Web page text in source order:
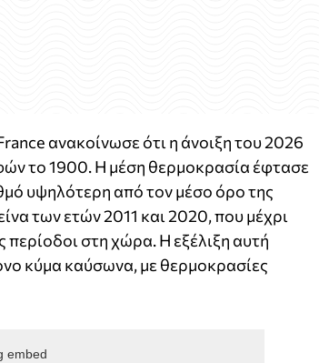
ανακοίνωσε ότι η άνοιξη του 2026
το 1900. Η μέση θερμοκρασία έφτασε
υψηλότερη από τον μέσο όρο της
των ετών 2011 και 2020, που μέχρι
περίοδοι στη χώρα. Η εξέλιξη αυτή
κύμα καύσωνα, με θερμοκρασίες
embed